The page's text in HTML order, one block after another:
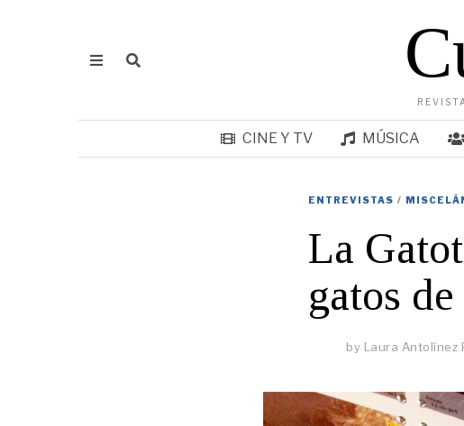
CINE Y TV MÚSICA
ENTREVISTAS /
La
gatos
by Laura Antolínez